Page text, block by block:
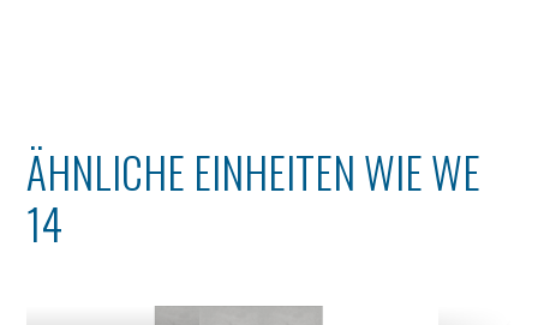
ÄHNLICHE EINHEITEN WIE WE
14